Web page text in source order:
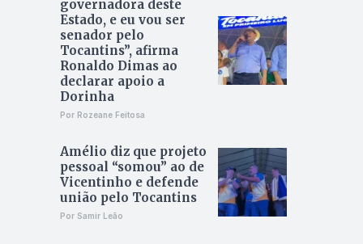
governadora deste
Estado, e eu vou ser
senador pelo
Tocantins”, afirma
Ronaldo Dimas ao
declarar apoio a
Dorinha
Por Rozeane Feitosa
Amélio diz que projeto
pessoal “somou” ao de
Vicentinho e defende
união pelo Tocantins
Por Samir Leão